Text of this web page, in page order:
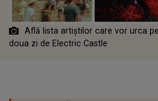
Află lista artiștilor care vor urca
doua zi de Electric Castle